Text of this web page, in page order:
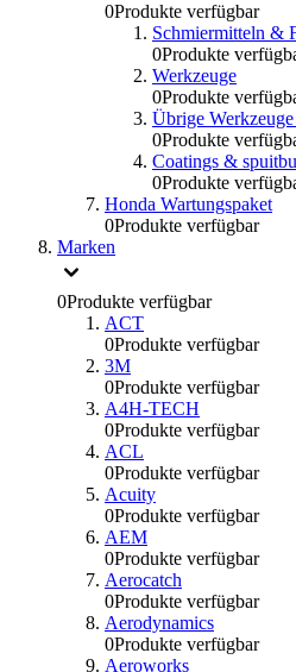
0Produkte verfügbar
Schmiermitteln &
0Produkte
Werkzeuge
0Produkte
Übrige
0Produkte
Coatings &
0Produkte
Honda Wartungspaket
0Produkte verfügbar
Marken
0Produkte verfügbar
ACT
0Produkte verfügbar
3M
0Produkte verfügbar
A4H-TECH
0Produkte verfügbar
ACL
0Produkte verfügbar
Acuity
0Produkte verfügbar
AEM
0Produkte verfügbar
Aerocatch
0Produkte verfügbar
Aerodynamics
0Produkte verfügbar
Aeroworks